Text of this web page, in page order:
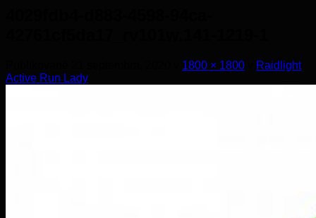
1800 × 1800
Raidlight
Active Run Lady